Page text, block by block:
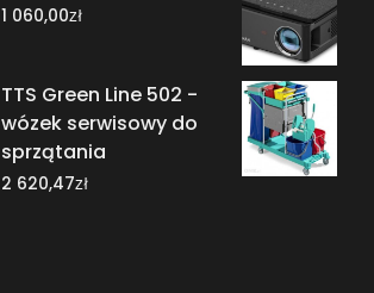
1 060,00zł
TTS Green Line 502 -
wózek serwisowy do
sprzątania
2 620,47zł